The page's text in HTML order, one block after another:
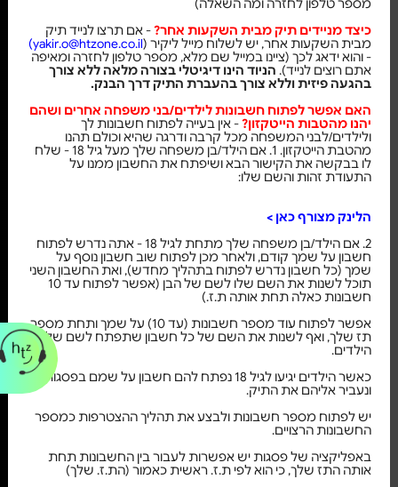
מספר טלפון לחזרה ומה השאלה)
כיצד מניידים תיק מבית השקעות אחר?- אם תרצו לנייד תיק
מבית השקעות אחר, יש לשלוח מייל ליקיר (yakir.o@htzone.co.il)
- והוא ידאג לכך (ציינו במייל שם מלא, מספר טלפון לחזרה ומאיפה
אתם רוצים לנייד). הניוד הינו דיגיטלי בצורה מלאה ללא צורך
בהגעה פיזית וללא צורך בהעברת התיק דרך הבנק.
האם אפשר לפתוח חשבונות לילדים/בני משפחה אחרים ושהם
יהנו מהטבות הייטקזון?- אין בעייה לפתוח חשבונות לך
ולילדים/לבני המשפחה מכל קרבה ודרגה שהיא וכולם תהנו
מהטבת הייטקזון. 1. אם הילד/בן משפחה שלך מעל גיל 18 - שלח
לו בבקשה את הקישור הבא ושיפתח את החשבון ממנו על
התעודת זהות והשם שלו:
הלינק מצורף כאן >
2. אם הילד/בן משפחה שלך מתחת לגיל 18 - אתה נדרש לפתוח
חשבון על שמך קודם, ולאחר מכן לפתוח שוב חשבון נוסף על
שמך (כל חשבון נדרש לפתוח בתהליך מחדש), ואת החשבון השני
תוכל לשנות את השם שלו לשם של הבן (אפשר לפתוח עד 10
חשבונות כאלה תחת אותה ת.ז.)
אפשר לפתוח עוד מספר חשבונות (עד 10) על שמך ותחת מספר
תז שלך, ואף לשנות את השם של כל חשבון שתפתח לשם של
הילדים.
כאשר הילדים יגיעו לגיל 18 נפתח להם חשבון על שמם בפסגות
ונעביר אליהם את התיק.
יש לפתוח מספר חשבונות ולבצע את תהליך ההצטרפות כמספר
החשבונות הרצויים.
באפליקציה של פסגות יש אפשרות לעבור בין החשבונות תחת
אותה התז שלך, כי הוא לפי ת.ז. ראשית כאמור (הת.ז. שלך)